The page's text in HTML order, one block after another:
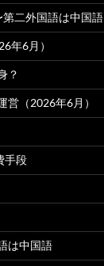
二外国語は中国語
年6月）
？
営（2026年6月）
手段
は中国語